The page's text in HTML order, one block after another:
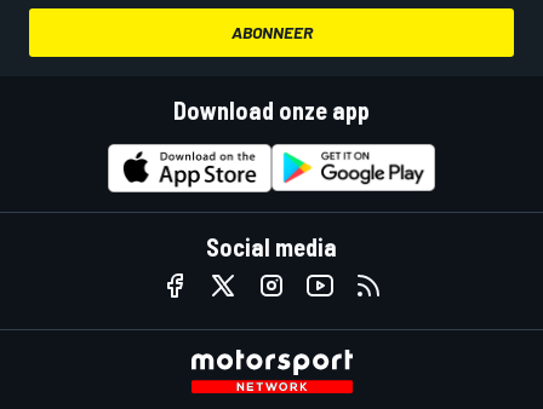
ABONNEER
Download onze app
Social media